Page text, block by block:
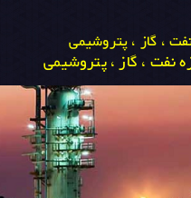
، گاز ، پتروشیمی
نفت ، گاز ، پتروشیمی